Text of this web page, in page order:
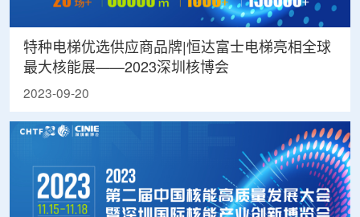
特种电梯优选供应商品牌|恒达富士电梯亮相全球
最大核能展——2023深圳核博会
2023-09-20